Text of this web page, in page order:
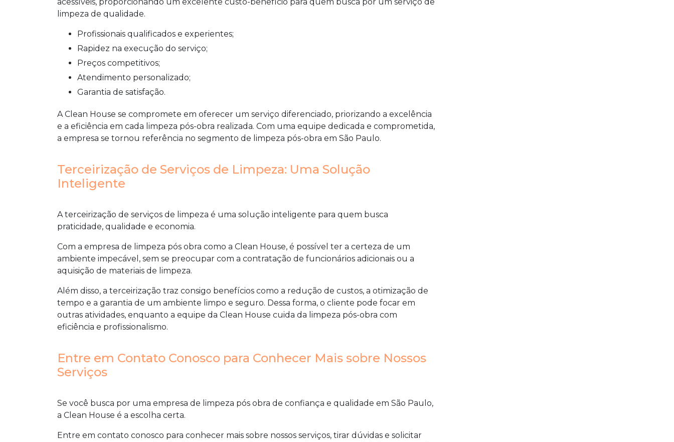
limpeza de qualidade.
Profissionais qualificados e experientes;
Rapidez na execução do serviço;
Preços competitivos;
Atendimento personalizado;
Garantia de satisfação.
A Clean House se compromete em oferecer um serviço diferenciado, priorizando a excelência
e a eficiência em cada limpeza pós-obra realizada. Com uma equipe dedicada e comprometida,
a empresa se tornou referência no segmento de limpeza pós-obra em São Paulo.
Terceirização de Serviços de Limpeza: Uma Solução
Inteligente
A terceirização de serviços de limpeza é uma solução inteligente para quem busca
praticidade, qualidade e economia.
Com a empresa de limpeza pós obra como a Clean House, é possível ter a certeza de um
ambiente impecável, sem se preocupar com a contratação de funcionários adicionais ou a
aquisição de materiais de limpeza.
Além disso, a terceirização traz consigo benefícios como a redução de custos, a otimização de
tempo e a garantia de um ambiente limpo e seguro. Dessa forma, o cliente pode focar em
outras atividades, enquanto a equipe da Clean House cuida da limpeza pós-obra com
eficiência e profissionalismo.
Entre em Contato Conosco para Conhecer Mais sobre Nossos
Serviços
Se você busca por uma empresa de limpeza pós obra de confiança e qualidade em São Paulo,
a Clean House é a escolha certa.
Entre em contato conosco para conhecer mais sobre nossos serviços, tirar dúvidas e solicitar